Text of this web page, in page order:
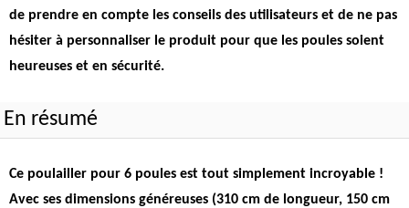
de prendre en compte les conseils des utilisateurs et de ne pas
hésiter à personnaliser le produit pour que les poules soient
heureuses et en sécurité.
En résumé
Ce poulailler pour 6 poules est tout simplement incroyable !
Avec ses dimensions généreuses (310 cm de longueur, 150 cm